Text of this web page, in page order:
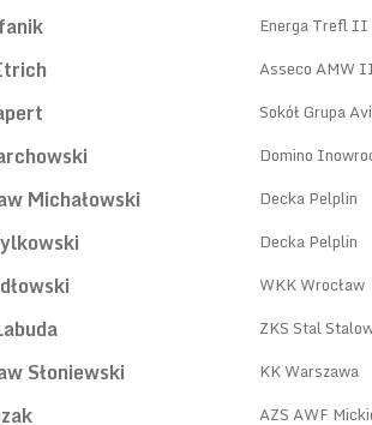
Energa Trefl II
Asseco AMW
Sokół Grupa
Domino
Michałowski
Decka Pelplin
Decka Pelplin
WKK Wrocław
ZKS Stal
Słoniewski
KK Warszawa
AZS AWF